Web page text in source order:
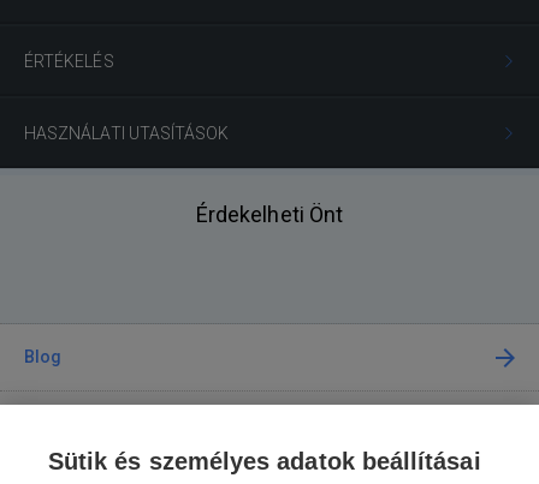
ÉRTÉKELÉS
HASZNÁLATI UTASÍTÁSOK
Érdekelheti Önt
Blog
Sütik és személyes adatok beállításai